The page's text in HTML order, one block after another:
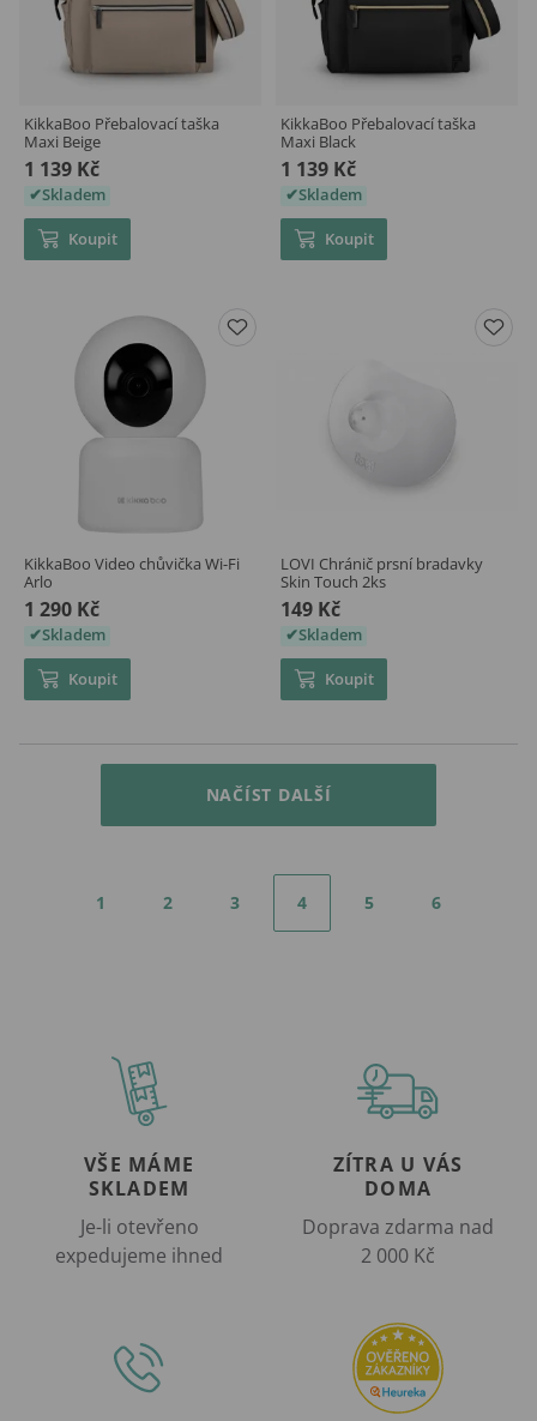
KikkaBoo Přebalovací taška
Maxi Beige
1 139 Kč
Skladem
Koupit
KikkaBoo Přebalovací taška
Maxi Black
1 139 Kč
Skladem
Koupit
KikkaBoo Video chůvička Wi-Fi
Arlo
1 290 Kč
Skladem
Koupit
LOVI Chránič prsní bradavky
Skin Touch 2ks
149 Kč
Skladem
Koupit
NAČÍST DALŠÍ
1 2 3 4 5 6
VŠE MÁME
SKLADEM
Je-li otevřeno
expedujeme ihned
ZÍTRA U VÁS
DOMA
Doprava zdarma nad
2 000 Kč